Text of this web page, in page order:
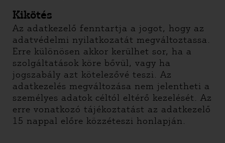
Kikötés
Az adatkezelő fenntartja a jogot, hogy az
adatvédelmi nyilatkozatát megváltoztassa.
Erre különösen akkor kerülhet sor, ha a
szolgáltatások köre bővül, vagy ha
jogszabály azt kötelezővé teszi. Az
adatkezelés megváltozása nem jelentheti a
személyes adatok céltól eltérő kezelését. Az
erre vonatkozó tájékoztatást az adatkezelő
15 nappal előre közzéteszi honlapján.